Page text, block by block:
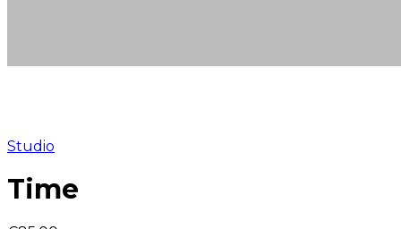
Studio
Time